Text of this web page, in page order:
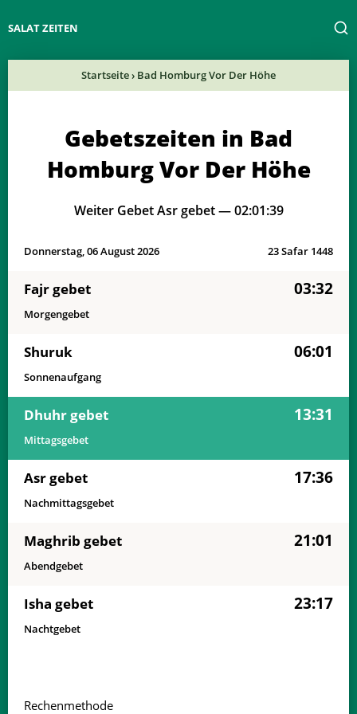
SALAT ZEITEN
Startseite› Bad Homburg Vor Der Höhe
Gebetszeiten in Bad
Homburg Vor Der Höhe
Weiter Gebet Asr gebet —02:01:39
Donnerstag, 06 August 2026 23 Safar 1448
Fajr gebet 03:32
Morgengebet
Shuruk 06:01
Sonnenaufgang
Dhuhr gebet 13:31
Mittagsgebet
Asr gebet 17:36
Nachmittagsgebet
Maghrib gebet 21:01
Abendgebet
Isha gebet 23:17
Nachtgebet
Rechenmethode